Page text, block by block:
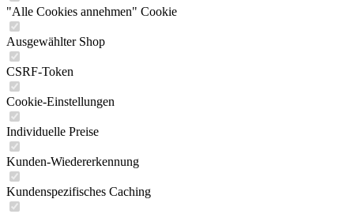
"Alle Cookies annehmen" Cookie
Ausgewählter Shop
CSRF-Token
Cookie-Einstellungen
Individuelle Preise
Kunden-Wiedererkennung
Kundenspezifisches Caching